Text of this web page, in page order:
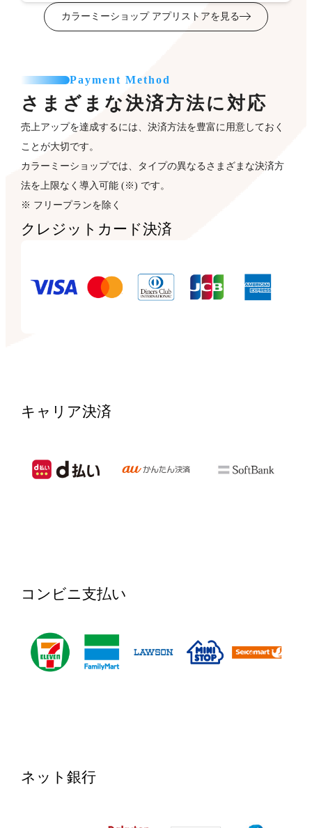
カラーミーショップ アプリストアを見る
Payment Method
さまざまな決済方法に対応
売上アップを達成するには、決済方法を豊富に用意しておく
ことが大切です。
カラーミーショップでは、タイプの異なるさまざまな決済方
法を上限なく導入可能 (※) です。
※ フリープランを除く
クレジットカード決済
キャリア決済
コンビニ支払い
ネット銀行